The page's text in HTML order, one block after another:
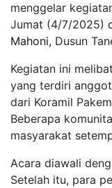
menggelar
Jumat (4/7/2025)
Mahoni, Dusun
Kegiatan ini
yang terdiri
dari Koramil
Beberapa
masyarakat
Acara diawali
Setelah itu, para